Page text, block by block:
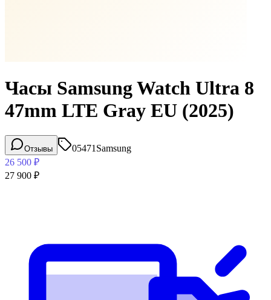
Часы Samsung Watch Ultra 8
47mm LTE Gray EU (2025)
Отзывы 05471 Samsung
26 500 ₽
27 900 ₽